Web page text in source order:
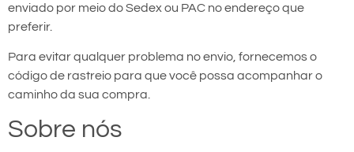
enviado por meio do Sedex ou PAC no endereço que
preferir.
Para evitar qualquer problema no envio, fornecemos o
código de rastreio para que você possa acompanhar o
caminho da sua compra.
Sobre nós